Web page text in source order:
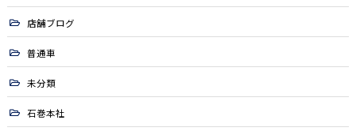
店舗ブログ
普通車
未分類
石巻本社